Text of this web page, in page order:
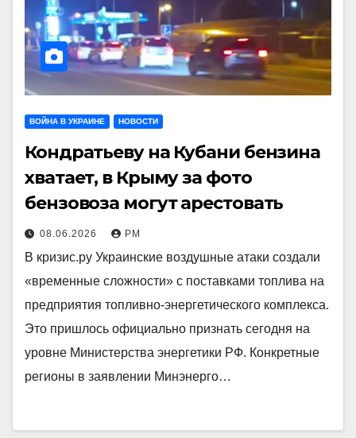
ВОЙНА В УКРАИНЕ НОВОСТИ
Кондратьеву на Кубани бензина
хватает, в Крыму за фото
бензовоза могут арестовать
08.06.2026 РМ
В кризис.ру Украинские воздушные атаки создали
«временные сложности» с поставками топлива на
предприятия топливно-энергетического комплекса.
Это пришлось официально признать сегодня на
уровне Министерства энергетики РФ. Конкретные
регионы в заявлении Минэнерго…